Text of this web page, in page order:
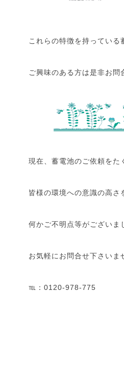
これらの特徴を持っている
ご興味のある方は是非お問
現在、蓄電池のご依頼をた
皆様の環境への意識の高さ
何かご不明点等がございま
お気軽にお問合せ下さいま
℡：0120-978-775